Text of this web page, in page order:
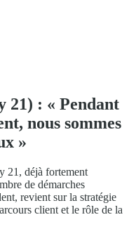
21) : « Pendant
nous sommes
»
21, déjà fortement
de démarches
revient sur la stratégie
client et le rôle de la